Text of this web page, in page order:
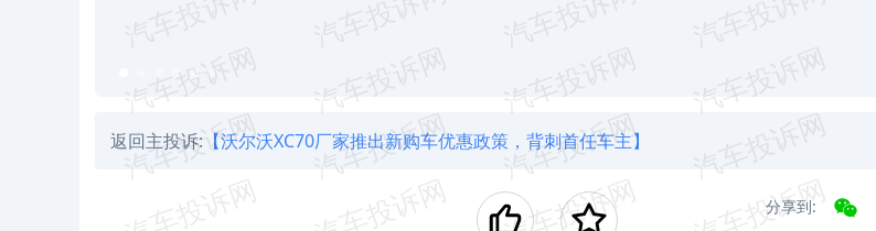
返回主投诉: 【沃尔沃XC70厂家推出新购车优惠政策，背刺首任车主】
分享到: